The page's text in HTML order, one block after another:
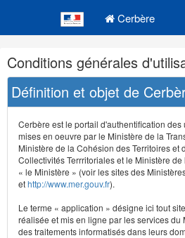
Cerbère
Navigation
et
outils
annexes
Conditions générales
Définition et objet de
Cerbère est le portail d'authentification
mises en oeuvre par le Ministère de la
Ministère de la Cohésion des Territoires et
Collectivités Terrritoriales et le Ministère
« le Ministère » (voir les sites des
ethttp://www.mer.gouv.fr).
Le terme « application » désigne ici tout
réalisée et mis en ligne par les services du
des traitements informatisés dans leurs